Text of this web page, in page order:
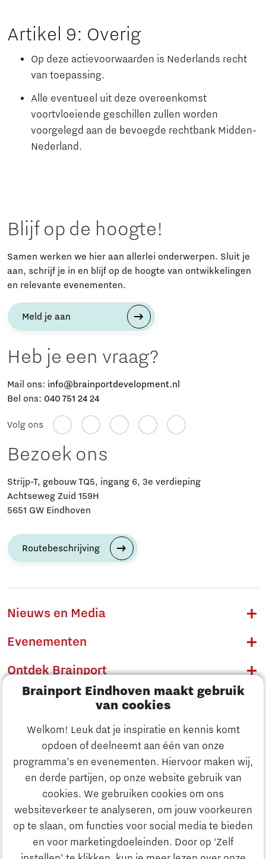
Brainport Eindhoven maakt gebruik
van cookies
Welkom! Leuk dat je inspiratie en kennis komt
opdoen of deelneemt aan één van onze
programma’s en evenementen. Hiervoor maken wij,
en derde partijen, op onze website gebruik van
cookies. We gebruiken cookies om ons
websiteverkeer te analyseren, om jouw voorkeuren
op te slaan, om functies voor social media te bieden
en voor marketingdoeleinden. Door op ‘Zelf
Ontdek Brainport
Innovatie
Ondernemen
Artikel 9: Overig
Op deze actievoorwaarden is Nederlands recht
van toepassing.
Alle eventueel uit deze overeenkomst
voortvloeiende geschillen zullen worden
voorgelegd aan de bevoegde rechtbank Midden-
Nederland.
Blijf op de hoogte!
Samen werken we hier aan allerlei onderwerpen. Sluit je
aan, schrijf je in en blijf op de hoogte van ontwikkelingen
en relevante evenementen.
Meld je aan
Heb je een vraag?
Mail ons: info@brainportdevelopment.nl
Bel ons: 040 751 24 24
Volg ons
Bezoek ons
Strijp-T, gebouw TQ5, ingang 6, 3e verdieping
Achtseweg Zuid 159H
5651 GW Eindhoven
Routebeschrijving
Nieuws en Media
Evenementen
Ontdek Brainport
Innovatie
Ondernemen
Onderwijs
Maatschappelijk
Strategie & Organisatie
Zoeken